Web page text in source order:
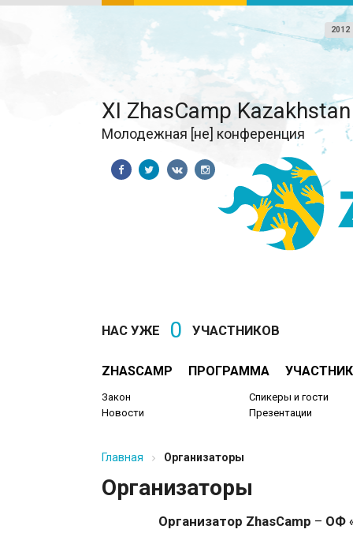
2012
XI ZhasCamp Kazakhstan
Молодежная [не] конференция
НАС УЖЕ 0 УЧАСТНИКОВ
ZHASCAMP ПРОГРАММА
Закон
Новости
Спикеры и гости
Презентации
Главная Организаторы
Организаторы
Организатор ZhasCamp – ОФ